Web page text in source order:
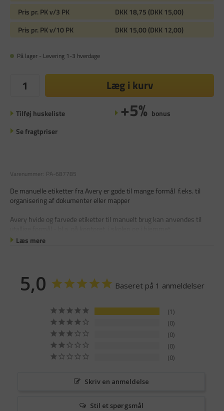
Pris pr. PK v/3 PK
DKK 18,75 (DKK 15,00)
Pris pr. PK v/10 PK
DKK 15,00 (DKK 12,00)
På lager - Levering 1-3 hverdage
Læg i kurv
Tilføj huskeliste +5% bonus
Se fragtpriser
Varenummer: PA-687785
De manuelle etiketter fra Avery er gode til mange formål f.eks. til
organisering af dokumenter eller mapper
Avery hvide og farvede etiketter til manuelt brug kan anvendes til
Læs mere
5,0 Baseret på 1 anmeldelser
1
0
0
0
0
Skriv en anmeldelse
Stil et spørgsmål